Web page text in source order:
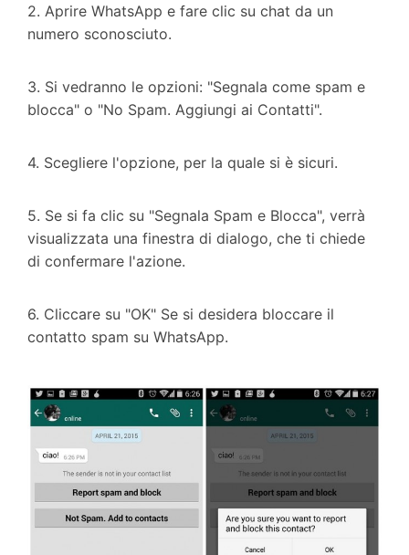
2. Aprire WhatsApp e fare clic su chat da un
numero sconosciuto.
3. Si vedranno le opzioni: "Segnala come spam e
blocca" o "No Spam. Aggiungi ai Contatti".
4. Scegliere l'opzione, per la quale si è sicuri.
5. Se si fa clic su "Segnala Spam e Blocca", verrà
visualizzata una finestra di dialogo, che ti chiede
di confermare l'azione.
6. Cliccare su "OK" Se si desidera bloccare il
contatto spam su WhatsApp.